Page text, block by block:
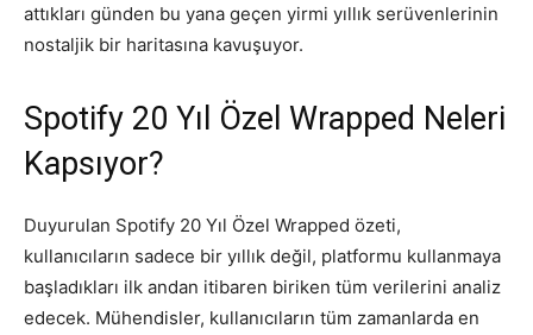
attıkları günden bu yana geçen yirmi yıllık serüvenlerinin
nostaljik bir haritasına kavuşuyor.
Spotify 20 Yıl Özel Wrapped Neleri
Kapsıyor?
Duyurulan Spotify 20 Yıl Özel Wrapped özeti,
kullanıcıların sadece bir yıllık değil, platformu kullanmaya
başladıkları ilk andan itibaren biriken tüm verilerini analiz
edecek. Mühendisler, kullanıcıların tüm zamanlarda en